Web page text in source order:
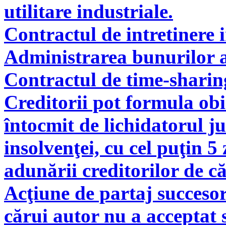
utilitare industriale.
Contractul de intretinere
Administrarea bunurilor
Contractul de time-
Creditorii pot formula
întocmit de lichidatorul
insolvenţei, cu cel puţin
adunării creditorilor de
Acţiune de partaj
cărui autor nu a acceptat